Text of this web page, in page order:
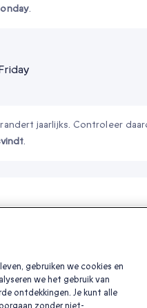
.
jaarlijks. Controleer
.
zeggen!
Black Friday koopjes onder
gebruiken we cookies en
we het gebruik van
ontdekkingen. Je kunt alle